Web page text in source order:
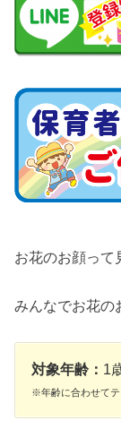
お花のお顔って
みんなでお花の
対象年齢： 1
※年齢に合わせて